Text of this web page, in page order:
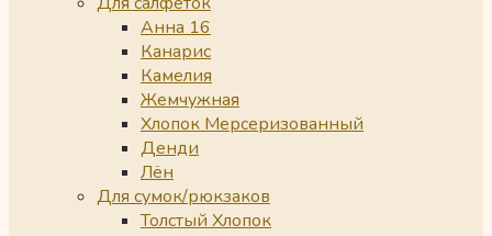
Анна 16
Канарис
Камелия
Жемчужная
Хлопок Мерсеризованный
Денди
Лён
Для сумок/рюкзаков
Толстый Хлопок